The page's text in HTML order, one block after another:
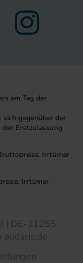
am Tag der
sich gegenüber der
der Erstzulassung
Irrtümer
Irrtümer
| DE-21255